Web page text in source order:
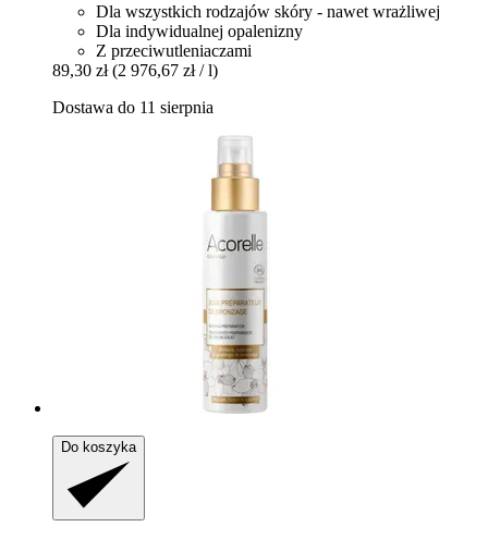
Dla wszystkich rodzajów skóry - nawet wrażliwej
Dla indywidualnej opalenizny
Z przeciwutleniaczami
89,30 zł (2 976,67 zł / l)
Dostawa do 11 sierpnia
Do koszyka